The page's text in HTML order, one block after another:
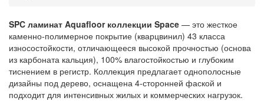
SPC ламинат Aquafloor коллекции Space — это жесткое
каменно-полимерное покрытие (кварцвинил) 43 класса
износостойкости, отличающееся высокой прочностью (основа
из карбоната кальция), 100% влагостойкостью и глубоким
тиснением в регистр. Коллекция предлагает однополосные
дизайны под дерево, оснащена 4-сторонней фаской и
подходит для интенсивных жилых и коммерческих нагрузок.